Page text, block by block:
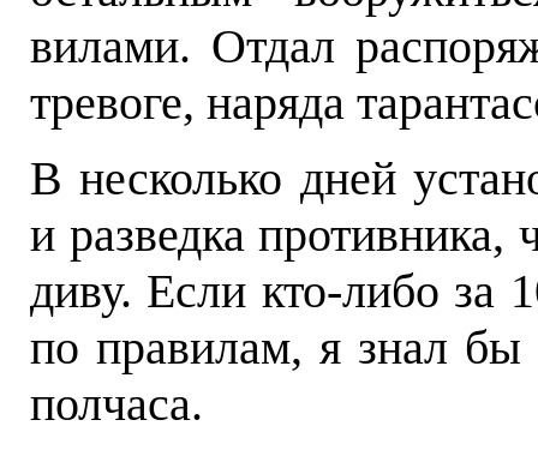
вилами. Отдал
тревоге, наряда
В несколько дней
и разведка противника,
диву. Если кто-либо за
по правилам, я знал
полчаса.